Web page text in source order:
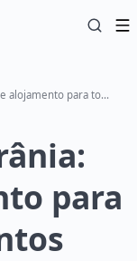
Onde ficar na Ucrânia: Guia de alojamento para todos os orçamentos
para